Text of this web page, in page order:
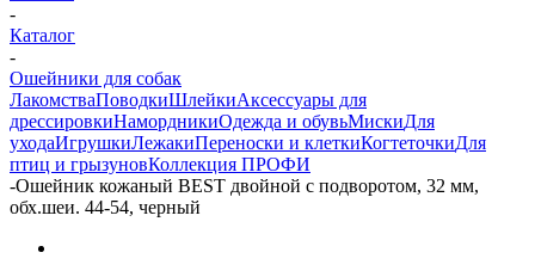
-
Каталог
-
Ошейники для собак
ЛакомстваПоводкиШлейкиАксессуары для
дрессировкиНамордникиОдежда и обувьМискиДля
уходаИгрушкиЛежакиПереноски и клеткиКогтеточкиДля
птиц и грызуновКоллекция ПРОФИ
-Ошейник кожаный BEST двойной с подворотом, 32 мм,
обх.шеи. 44-54, черный